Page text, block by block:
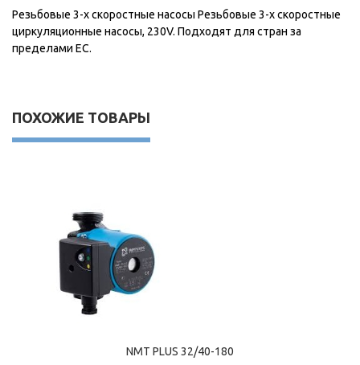
Резьбовые 3-х скоростные насосы Резьбовые 3-х скоростные
циркуляционные насосы, 230V. Подходят для стран за
пределами ЕС.
ПОХОЖИЕ ТОВАРЫ
NMT PLUS 32/40-180